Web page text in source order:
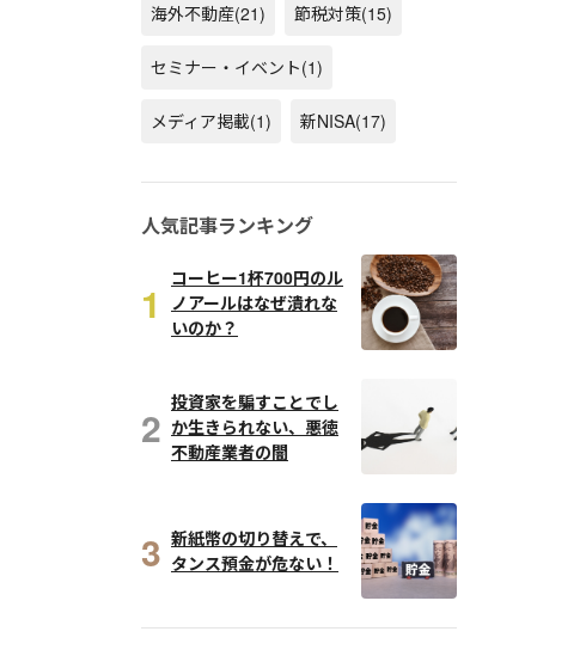
海外不動産(21) 節税対策(15)
セミナー・イベント(1)
メディア掲載(1) 新NISA(17)
人気記事ランキング
1
コーヒー1杯700円のル
ノアールはなぜ潰れな
いのか？
2 投資家を騙すことでし
か生きられない、悪徳
不動産業者の闇
3 新紙幣の切り替えで、
タンス預金が危ない！